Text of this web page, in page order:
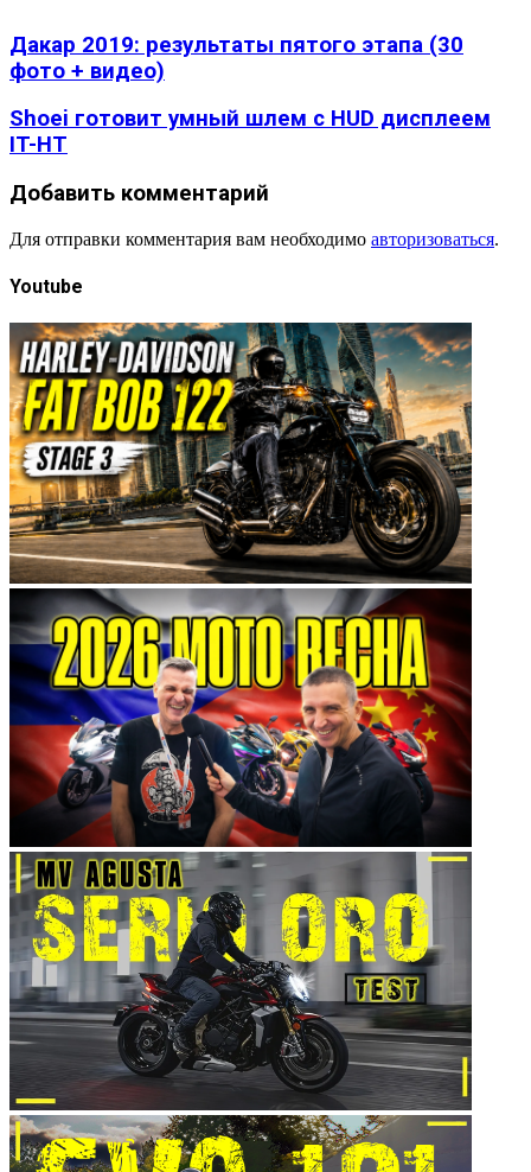
Дакар 2019: результаты пятого этапа (30
фото + видео)
Shoei готовит умный шлем с HUD дисплеем
IT-HT
Добавить комментарий
Для отправки комментария вам необходимо авторизоваться.
Youtube